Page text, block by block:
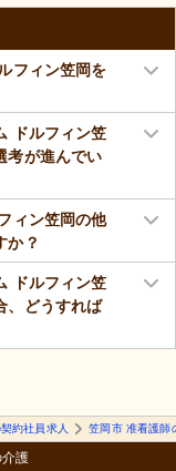
フィン笠岡を
ドルフィン笠
考が進んでい
ィン笠岡の他
か？
ドルフィン笠
、どうすれば
約社員求人 笠岡市 准看護師
護